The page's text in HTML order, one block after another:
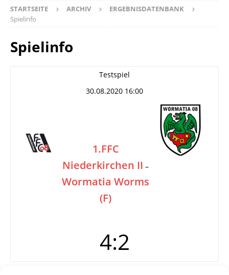
STARTSEITE ARCHIV
ERGEBNISDATENBANK
Spielinfo
Spielinfo
Testspiel
30.08.2020 16:00
1.FFC
Niederkirchen II –
Wormatia Worms
(F)
4:2